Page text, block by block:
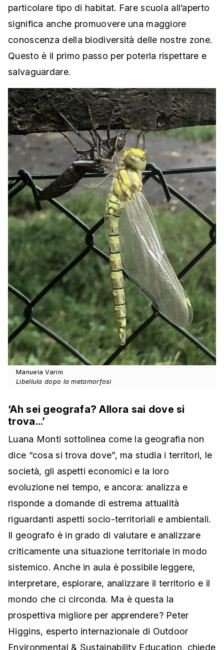
particolare tipo di habitat. Fare scuola all’aperto
significa anche promuovere una maggiore
conoscenza della biodiversità delle nostre zone.
Questo è il primo passo per poterla rispettare e
salvaguardare.
Manuela Varini
Libellula dopo la metamorfosi
‘Ah sei geografa? Allora sai dove si
trova...’
Luana Monti sottolinea come la geografia non
dice “cosa si trova dove”, ma studia i territori, le
società, gli aspetti economici e la loro
evoluzione nel tempo, e ancora: analizza e
risponde a domande di estrema attualità
riguardanti aspetti socio-territoriali e ambientali.
Il geografo è in grado di valutare e analizzare
criticamente una situazione territoriale in modo
sistemico. Anche in aula è possibile leggere,
interpretare, esplorare, analizzare il territorio e il
mondo che ci circonda. Ma è questa la
prospettiva migliore per apprendere? Peter
Higgins, esperto internazionale di Outdoor
Environmental & Sustainability Education, chiede